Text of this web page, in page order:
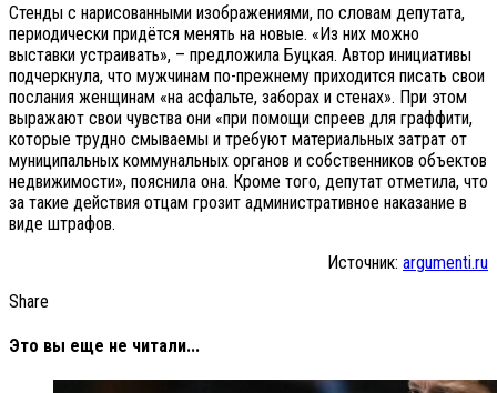
Стенды с нарисованными изображениями, по словам депутата,
периодически придётся менять на новые. «Из них можно
выставки устраивать», – предложила Буцкая. Автор инициативы
подчеркнула, что мужчинам по-прежнему приходится писать свои
послания женщинам «на асфальте, заборах и стенах». При этом
выражают свои чувства они «при помощи спреев для граффити,
которые трудно смываемы и требуют материальных затрат от
муниципальных коммунальных органов и собственников объектов
недвижимости», пояснила она. Кроме того, депутат отметила, что
за такие действия отцам грозит административное наказание в
виде штрафов.
Источник: argumenti.ru
Share
Это вы еще не читали...